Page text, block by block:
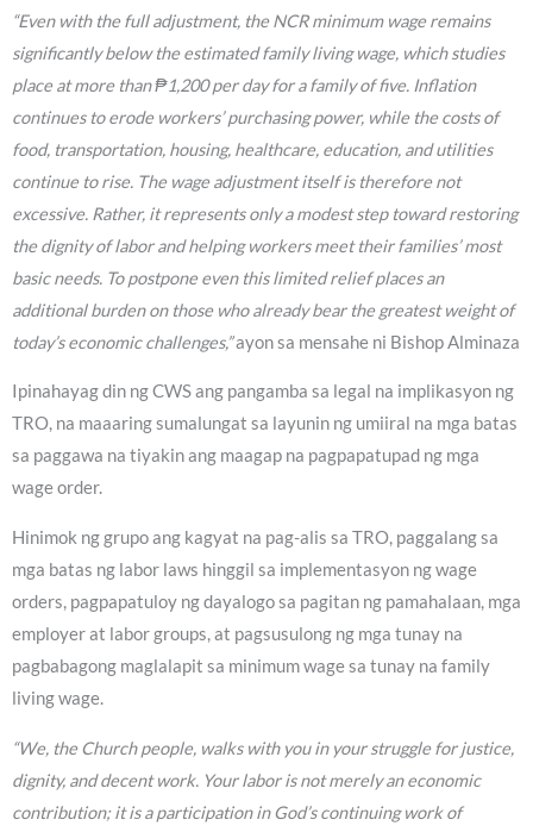
“Even with the full adjustment, the NCR minimum wage remains
significantly below the estimated family living wage, which studies
place at more than ₱1,200 per day for a family of five. Inflation
continues to erode workers’ purchasing power, while the costs of
food, transportation, housing, healthcare, education, and utilities
continue to rise. The wage adjustment itself is therefore not
excessive. Rather, it represents only a modest step toward restoring
the dignity of labor and helping workers meet their families’ most
basic needs. To postpone even this limited relief places an
additional burden on those who already bear the greatest weight of
today’s economic challenges,”ayon sa mensahe ni Bishop Alminaza
Ipinahayag din ng CWS ang pangamba sa legal na implikasyon ng
TRO, na maaaring sumalungat sa layunin ng umiiral na mga batas
sa paggawa na tiyakin ang maagap na pagpapatupad ng mga
wage order.
Hinimok ng grupo ang kagyat na pag-alis sa TRO, paggalang sa
mga batas ng labor laws hinggil sa implementasyon ng wage
orders, pagpapatuloy ng dayalogo sa pagitan ng pamahalaan, mga
employer at labor groups, at pagsusulong ng mga tunay na
pagbabagong maglalapit sa minimum wage sa tunay na family
living wage.
“We, the Church people, walks with you in your struggle for justice,
dignity, and decent work. Your labor is not merely an economic
contribution; it is a participation in God’s continuing work of